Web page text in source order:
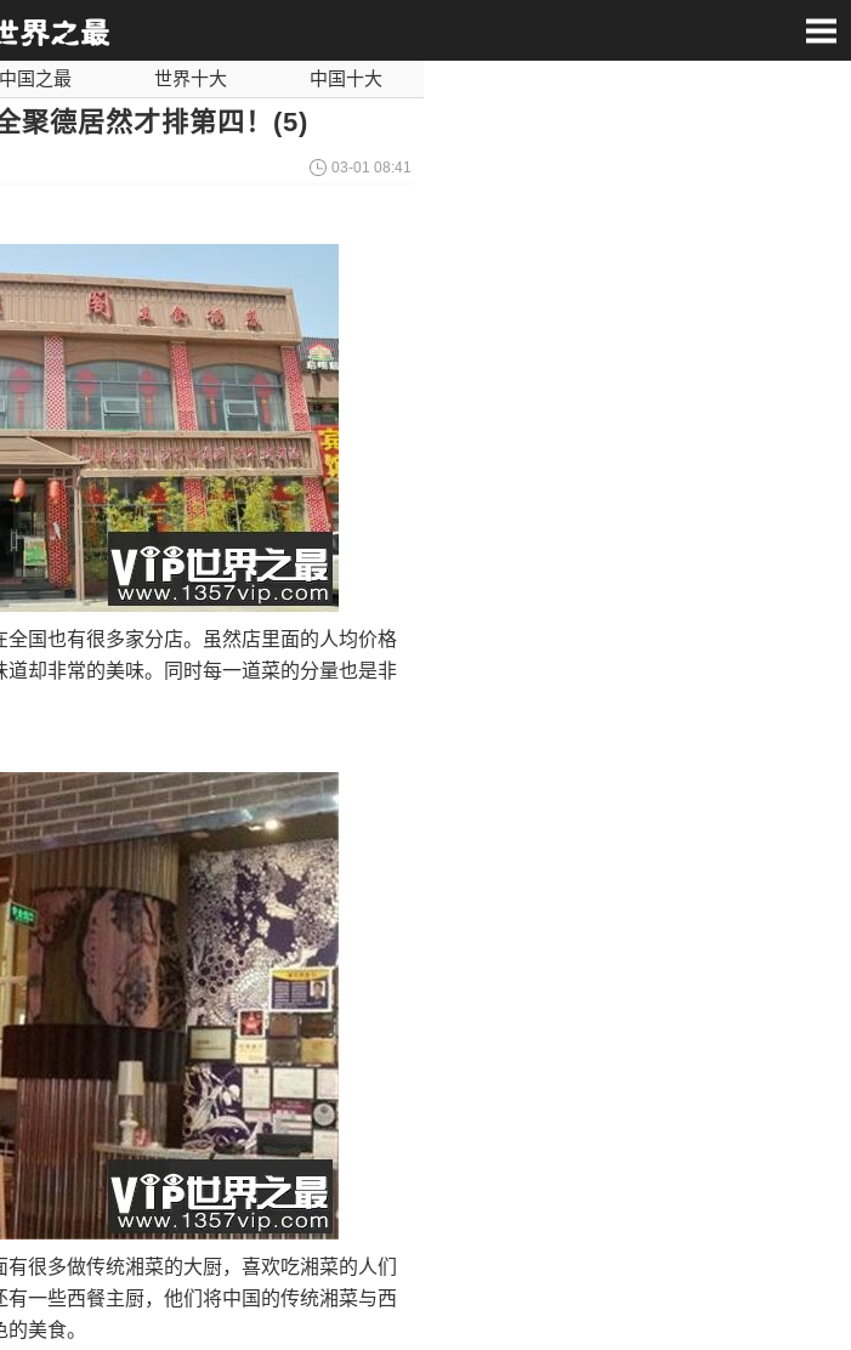
中国之最 世界十大
中国十大
历史之最 社会百科
聚德居然才排第四！(5)
03-01 08:41
国也有很多家分店。虽然店里面的人均价格
却非常的美味。同时每一道菜的分量也是非
很多做传统湘菜的大厨，喜欢吃湘菜的人们
一些西餐主厨，他们将中国的传统湘菜与西
美食。